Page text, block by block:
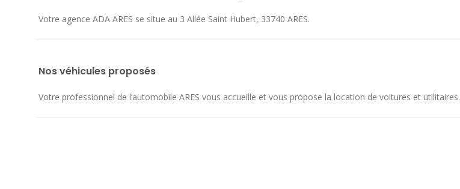
Votre agence ADA ARES se situe au 3 Allée Saint Hubert, 33740 ARES.
Nos véhicules proposés
Votre professionnel de l’automobile ARES vous accueille et vous propose la location de voitures et utilitaires.